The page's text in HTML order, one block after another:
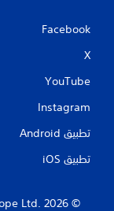
Facebook
X
YouTube
Instagram
تطبيق Android‏
تطبيق iOS‏